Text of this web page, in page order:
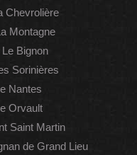
Chevrolière
Montagne
Bignon
Sorinières
Nantes
Orvault
Saint Martin
de Grand Lieu